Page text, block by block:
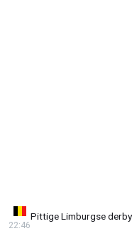
Pittige Limburgse
22:46